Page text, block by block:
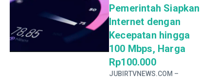
Pemerintah Siapkan
Internet dengan
Kecepatan hingga
100 Mbps, Harga
Rp100.000
JUBIRTVNEWS.COM –